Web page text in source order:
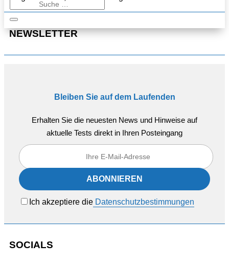
NEWSLETTER
Bleiben Sie auf dem Laufenden
Erhalten Sie die neuesten News und Hinweise auf
aktuelle Tests direkt in Ihren Posteingang
Ich akzeptiere die Datenschutzbestimmungen
SOCIALS